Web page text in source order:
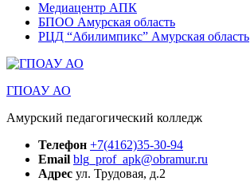
Медиацентр АПК
БПОО Амурская область
РЦД “Абилимпикс” Амурская область
ГПОАУ АО
Амурский педагогический колледж
Телефон +7(4162)35-30-94
Email blg_prof_apk@obramur.ru
Адрес ул. Трудовая, д.2